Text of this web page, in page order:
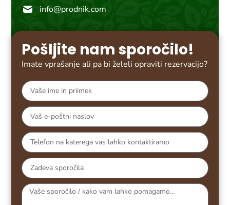
info@prodnik.com
Pošljite nam sporočilo!
Imate vprašanje ali pa bi želeli opraviti rezervacijo?